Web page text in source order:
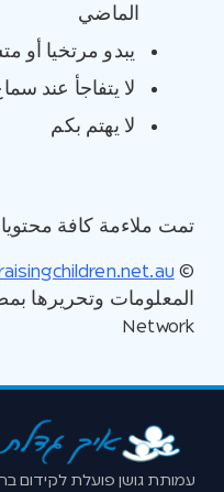
الماضي
يبدو مرتخيا أو
لا يتفاجأ عند
لا يهتم بكم
تمت ملاءمة كافة
©
Network
עמותת גושן פועלת לקידום